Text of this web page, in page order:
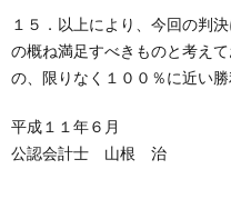
１５．以上により、今回の判
の概ね満足すべきものと考え
の、限りなく１００％に近い
平成１１年６月
公認会計士 山根 治